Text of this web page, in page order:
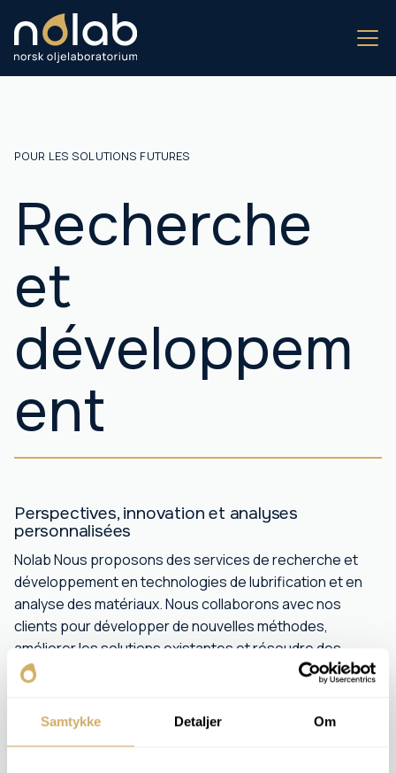
Samtykke Detaljer Om
POUR LES SOLUTIONS FUTURES
Recherche
et
développem
ent
Perspectives, innovation et analyses
personnalisées
Nolab Nous proposons des services de recherche et
développement en technologies de lubrification et en
analyse des matériaux. Nous collaborons avec nos
clients pour développer de nouvelles méthodes,
améliorer les solutions existantes et résoudre des
problèmes techniques spécifiques.
ses propriétés, optimisiez la maintenance ou compariez
différents matériaux, notre laboratoire et nos